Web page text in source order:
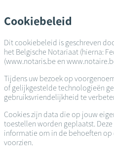
en
naar
inhoud
gaan
Cookiebeleid
Dit cookiebeleid is geschreven
het Belgische Notariaat (hierna:
(www.notaris.be en
Tijdens uw bezoek op
of gelijkgestelde technologieën
gebruiksvriendelijkheid te
Cookies zijn data die op jouw
toestellen worden geplaatst.
informatie om in de behoeften
voorzien.